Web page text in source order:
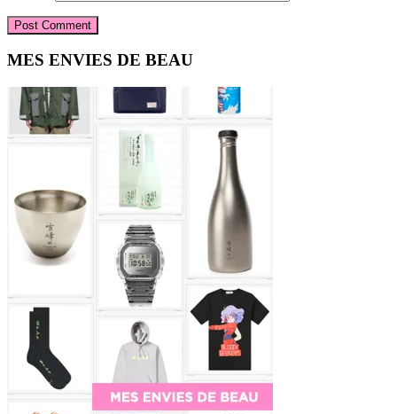
Primary
Sidebar
MES ENVIES DE BEAU